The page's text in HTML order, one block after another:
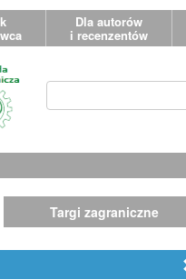
Dla autorów
i recenzentów
Targi zagraniczne